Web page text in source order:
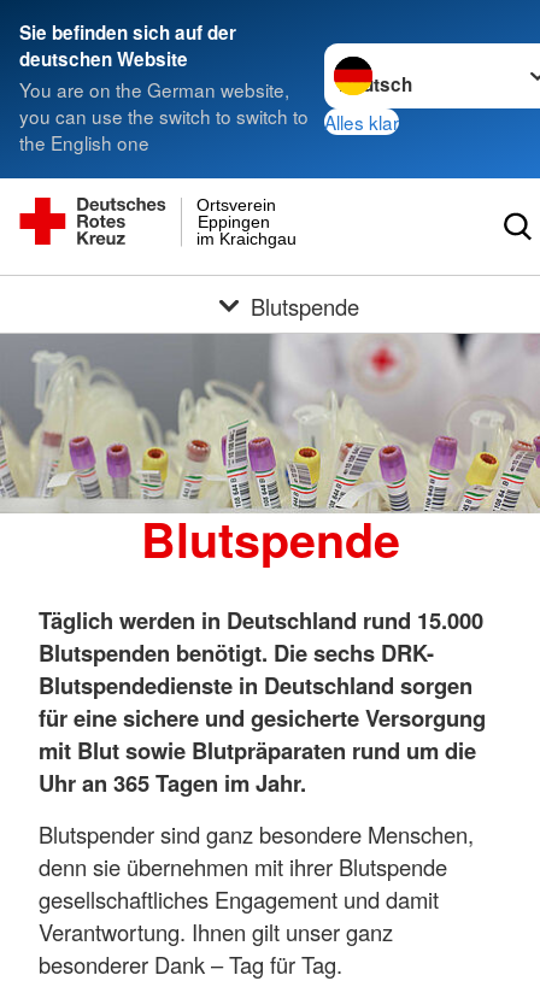
Sie befinden sich auf der
deutschen Website
You are on the German website,
you can use the switch to switch to
the English one
Sprache wechseln zu
Alles klar
im Kraichgau
Eppingen
Ortsverein
Blutspende
Blutspende
Täglich werden in Deutschland rund 15.000
Blutspenden benötigt. Die sechs DRK-
Blutspendedienste in Deutschland sorgen
für eine sichere und gesicherte Versorgung
mit Blut sowie Blutpräparaten rund um die
Uhr an 365 Tagen im Jahr.
Blutspender sind ganz besondere Menschen,
denn sie übernehmen mit ihrer Blutspende
gesellschaftliches Engagement und damit
Verantwortung. Ihnen gilt unser ganz
besonderer Dank – Tag für Tag.